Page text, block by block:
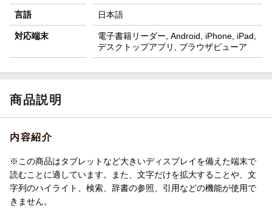
言語 日本語
対応端末
電子書籍リーダー, Android, iPhone, iPad,
デスクトップアプリ, ブラウザビューア
商品説明
内容紹介
※この商品はタブレットなど大きいディスプレイを備えた端末で
読むことに適しています。また、文字だけを拡大することや、文
字列のハイライト、検索、辞書の参照、引用などの機能が使用で
きません。